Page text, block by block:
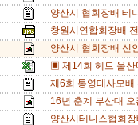
양산시 협회장배 테
창원시연합회장배
양산시 협회장배 신
▣ 제14회 헤드 울
제6회 통영테사모
16년 춘계 부산대
양산시테니스협회